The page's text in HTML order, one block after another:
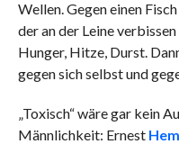
Wellen. Gegen einen
der an der Leine
Hunger, Hitze, Durst.
gegen sich selbst und
„Toxisch“ wäre gar kein
Männlichkeit: Ernest